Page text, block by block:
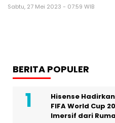
Sabtu, 27 Mei 2023 - 07:59 WIB
BERITA POPULER
Hisense
FIFA World Cup
Imersif dari